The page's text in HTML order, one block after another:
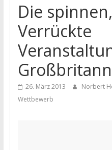
Die
Verrückte
26. März 2013 Norbert
Wettbewerb